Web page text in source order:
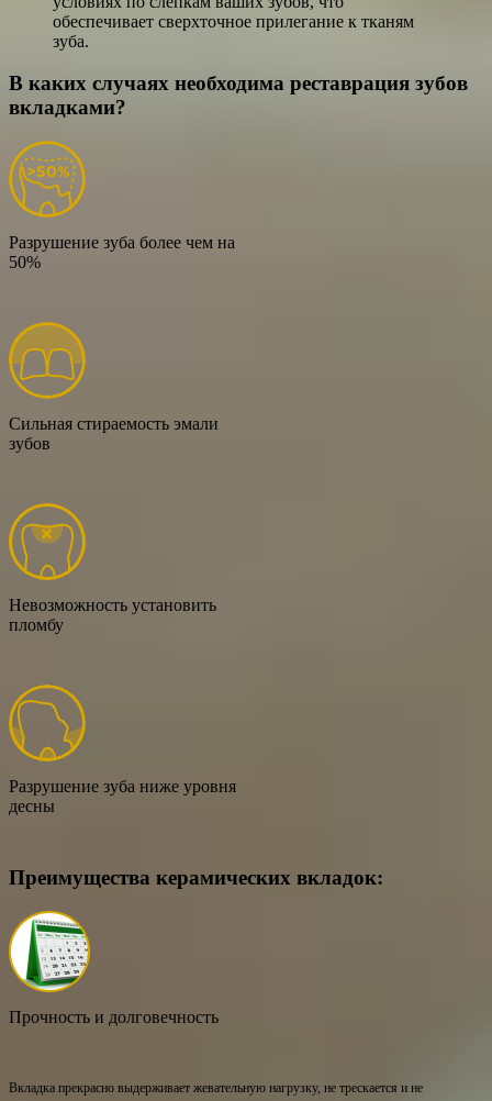
обеспечивает сверхточное прилегание к тканям
зуба.
В каких случаях необходима реставрация зубов
вкладками?
Разрушение зуба более чем на
50%
Сильная стираемость эмали
зубов
Невозможность установить
пломбу
Разрушение зуба ниже уровня
десны
Преимущества керамических вкладок:
Прочность и долговечность
Вкладка прекрасно выдерживает жевательную нагрузку, не трескается и не